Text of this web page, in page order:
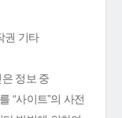
권 기타
정보 중
“사이트”의 사전